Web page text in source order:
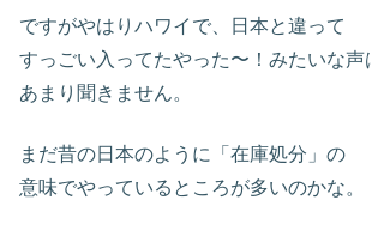
ですがやはりハワイで、日本と違って
すっごい入ってたやった〜！みたいな声
あまり聞きません。
まだ昔の日本のように「在庫処分」の
意味でやっているところが多いのかな。